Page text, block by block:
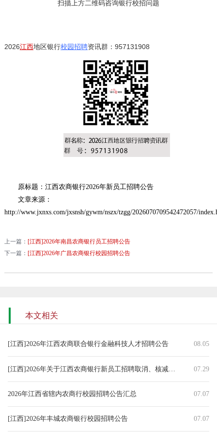
扫描上方二维码咨询银行校招问题
2026江西地区银行校园招聘资讯群：957131908
原标题：江西农商银行2026年新员工招聘公告
文章来源：
http://www.jxnxs.com/jxsnsh/gywm/nszx/tzgg/2026070709542472057/
上一篇： [江西]2026年南昌农商银行员工招聘公告
下一篇： [江西]2026年广昌农商银行校园招聘公告
本文相关
[江西]2026年江西农商联合银行金融科技人才招聘公告 08.05
[江西]2026年关于江西农商银行新员工招聘取消、核减部分招聘岗位
07.29
2026年江西省辖内农商行校园招聘公告汇总 07.07
[江西]2026年丰城农商银行校园招聘公告 07.07